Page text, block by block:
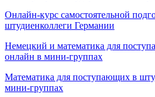
Онлайн-курс самостоятельной
штудиенколлеги Германии
Немецкий и математика для
онлайн в мини-группах
Математика для поступающих в
мини-группах